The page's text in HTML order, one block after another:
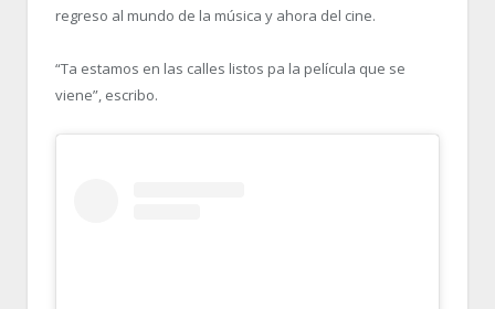
regreso al mundo de la música y ahora del cine.
“Ta estamos en las calles listos pa la película que se
viene”, escribo.